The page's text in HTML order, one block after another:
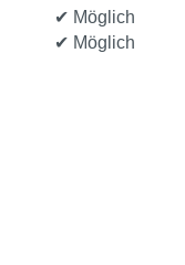
✔ Möglich
✔ Möglich